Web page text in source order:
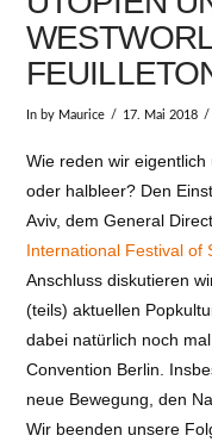
In by Maurice 17. Mai 2018
Wie reden wir
oder halbleer? Den
Aviv, dem General
International Festival of
Anschluss diskutieren
(teils) aktuellen
dabei natürlich noch
Convention Berlin.
neue Bewegung, den
Wir beenden unsere